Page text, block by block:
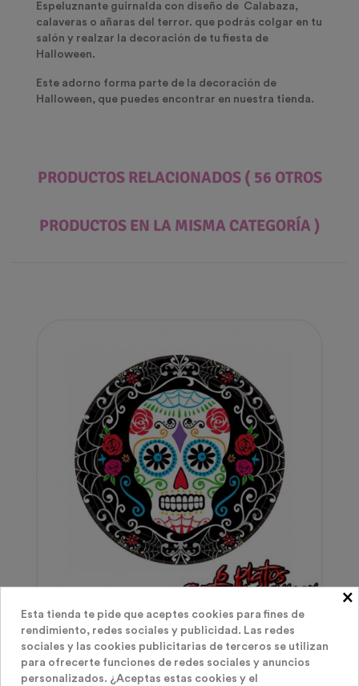
Espeluznante guirnalda con diseño de Calabaza,
calaveras o añaras del terror. que podrás colgar en tu
salón y realzar la decoración de tu fiesta de
Halloween.
Este adorno forma parte de la decoración de
Halloween, que puedes encontrar en nuestra tienda.
PRODUCTOS RELACIONADOS ( 56 OTROS
PRODUCTOS EN LA MISMA CATEGORÍA )
Fiesta Halloween
Platos Halloween Calavera Pintada
×
Esta tienda te pide que aceptes cookies para fines de
rendimiento, redes sociales y publicidad. Las redes
sociales y las cookies publicitarias de terceros se utilizan
para ofrecerte funciones de redes sociales y anuncios
personalizados. ¿Aceptas estas cookies y el